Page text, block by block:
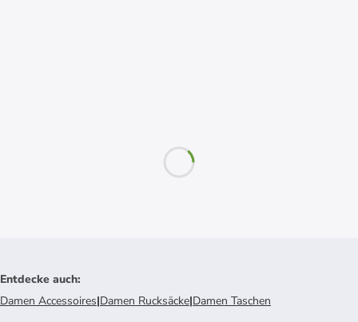
Entdecke auch:
Damen Accessoires|Damen Rucksäcke|Damen Taschen